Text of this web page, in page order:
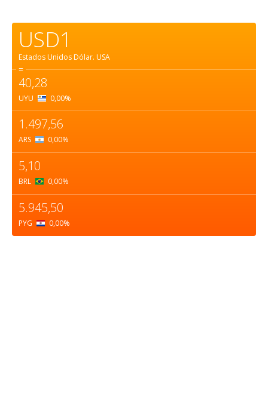
USD1
Estados Unidos Dólar. USA
=
40,28
UYU 0,00%
1.497,56
ARS 0,00%
5,10
BRL 0,00%
5.945,50
PYG 0,00%